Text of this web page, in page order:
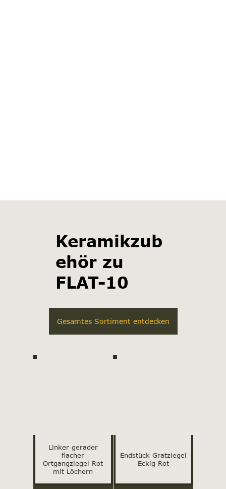
Keramikzub
ehör zu
FLAT-10
Gesamtes Sortiment entdecken
Linker gerader
flacher
Ortgangziegel Rot
mit Löchern
Endstück Gratziegel
Eckig Rot